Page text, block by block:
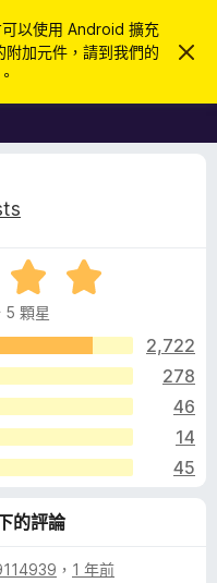
可以使用 Android 擴充
加元件，請到我們的
。
忽
通
5 顆星
2,722
278
46
14
45
的評論
， 1 年前